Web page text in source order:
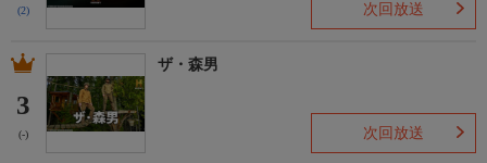
(2) 次回放送
3
(-)
ザ・森男
次回放送